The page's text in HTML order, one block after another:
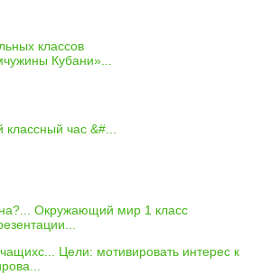
Кубани»...
час &#...
Окружающий мир 1 класс
Цели: мотивировать интерес к